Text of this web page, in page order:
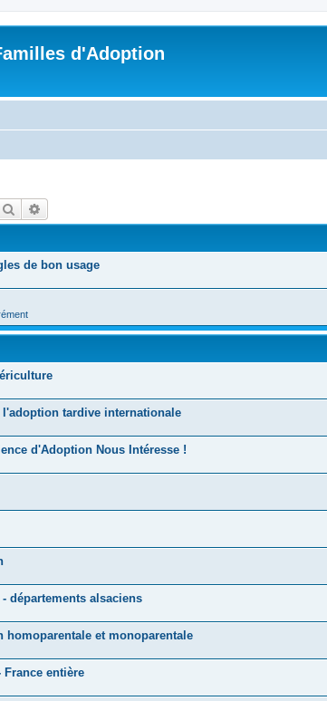
d'Adoption
Rechercher
de bon usage
tardive internationale
d'Adoption Nous Intéresse !
départements alsaciens
et monoparentale
entière